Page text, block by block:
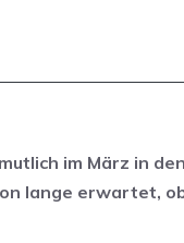
im März in
lange erwartet,